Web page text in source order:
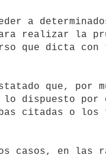
realizar la
que dicta
lo dispuesto
citadas o los